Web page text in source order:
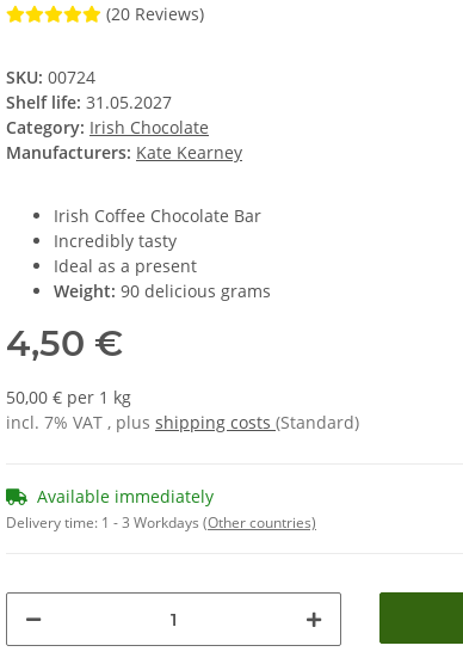
(20 Reviews)
SKU: 00724
Shelf life: 31.05.2027
Category: Irish Chocolate
Manufacturers: Kate Kearney
Irish Coffee Chocolate Bar
Incredibly tasty
Ideal as a present
Weight: 90 delicious grams
4,50 €
50,00 € per 1 kg
incl. 7% VAT , plus shipping costs (Standard)
Available immediately
Delivery time: 1 - 3 Workdays (Other countries)